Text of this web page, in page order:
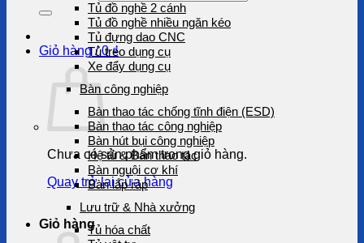
Giỏ hàng /0₫
Chưa có sản phẩm trong giỏ hàng.
Quay trở lại cửa hàng
Giỏ hàng
Tủ đồ nghề 2 cánh
Tủ đồ nghề nhiều ngăn kéo
Tủ đựng dao CNC
Tủ treo dụng cụ
Xe đẩy dụng cụ
Bàn công nghiệp
Bàn thao tác chống tĩnh điện (ESD)
Bàn thao tác công nghiệp
Bàn hút bụi công nghiệp
Hệ tủ & Bàn thao tác
Bàn nguội cơ khí
Bàn lắp ráp
Lưu trữ & Nhà xưởng
Tủ hóa chất